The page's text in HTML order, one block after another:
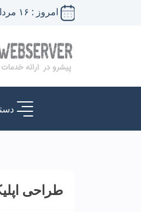
امروز : ۱۶ مرداد ۱۴۰۵
طراحی